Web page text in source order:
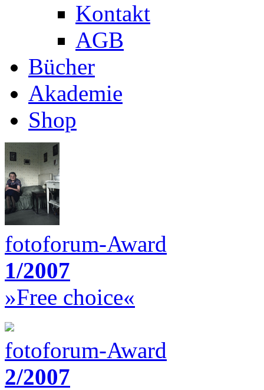
Kontakt
AGB
Bücher
Akademie
Shop
fotoforum-Award
1/2007
»Free choice«
fotoforum-Award
2/2007